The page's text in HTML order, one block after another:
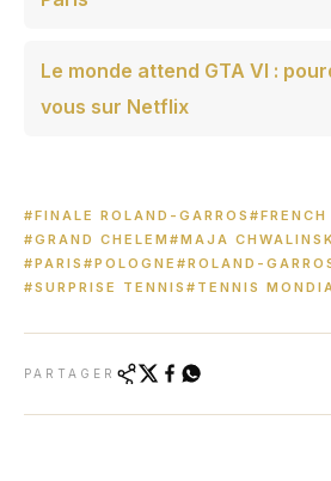
Le monde attend GTA VI :
vous sur Netflix
#FINALE ROLAND-GARROS
#GRAND CHELEM #MAJA
#PARIS #POLOGNE #ROLAND-
#SURPRISE TENNIS #TENNIS
PARTAGER